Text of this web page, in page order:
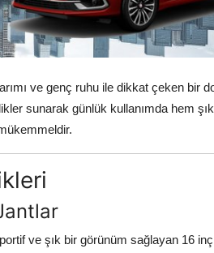
ve genç ruhu ile dikkat çeken bir
sunarak günlük kullanımda hem
ve şık bir görünüm sağlayan 16